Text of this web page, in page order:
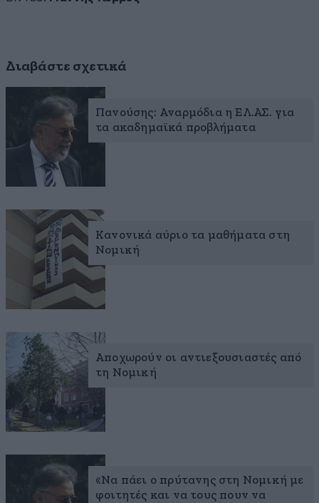
Διαβάστε σχετικά
Πανούσης: Αναρμόδια η ΕΛ.ΑΣ. για
τα ακαδημαϊκά προβλήματα
Κανονικά αύριο τα μαθήματα στη
Νομική
Αποχωρούν οι αντιεξουσιαστές από
τη Νομική
«Να πάει ο πρύτανης στη Νομική με
φοιτητές και να τους πουν να